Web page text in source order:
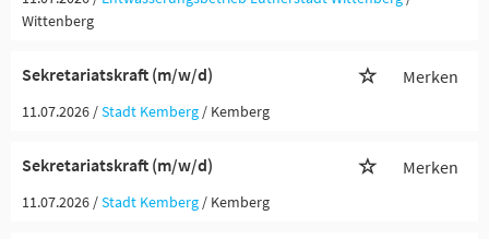
Wittenberg
Sekretariatskraft (m/w/d) Merken
11.07.2026 /Stadt Kemberg / Kemberg
Sekretariatskraft (m/w/d) Merken
11.07.2026 /Stadt Kemberg / Kemberg